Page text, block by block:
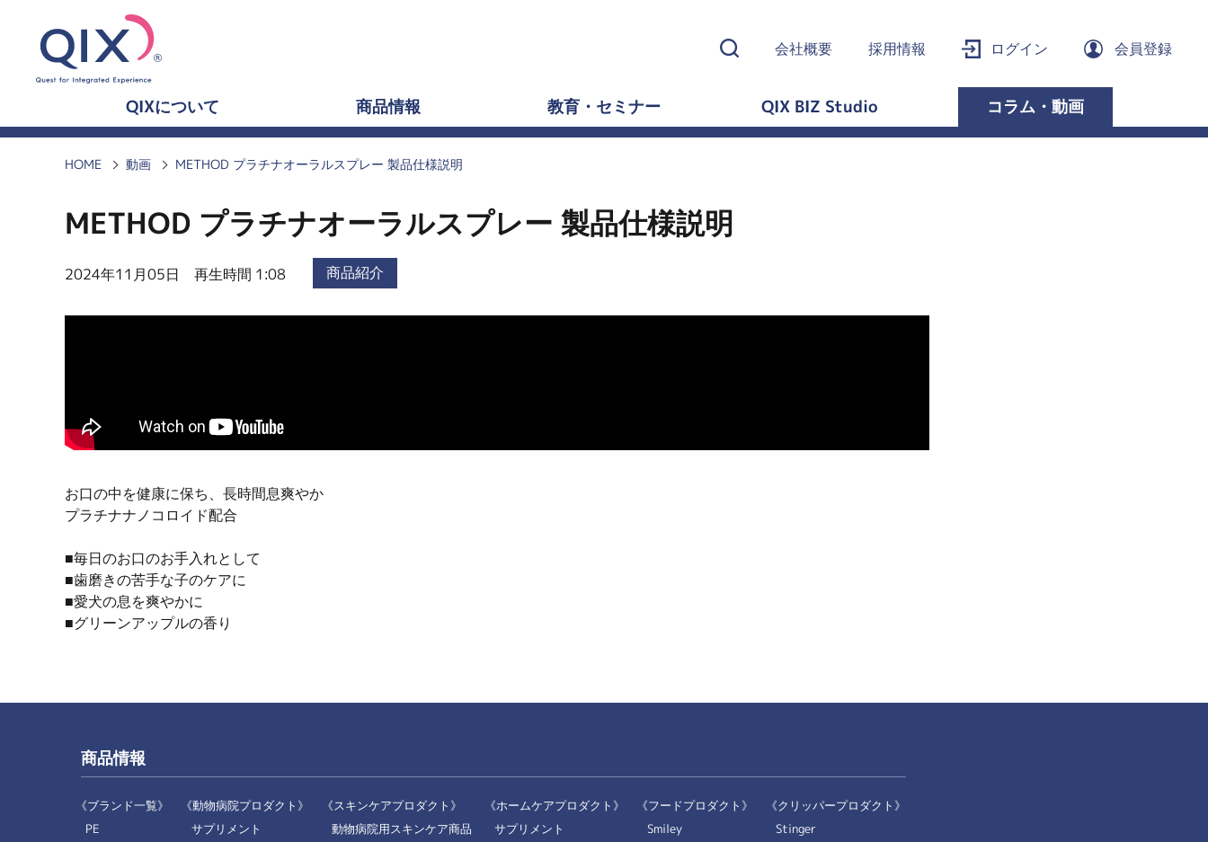
会社概要 採用情報 ログイン 会員登録
QIXについて 商品情報 教育・セミナー QIX BIZ Studio コラム・動画
HOME 動画 METHOD プラチナオーラルスプレー 製品仕様説明
METHOD プラチナオーラルスプレー 製品仕様説明
2024年11月05日 再生時間 1:08 商品紹介
お口の中を健康に保ち、長時間息爽やか
プラチナナノコロイド配合
■毎日のお口のお手入れとして
■歯磨きの苦手な子のケアに
■愛犬の息を爽やかに
■グリーンアップルの香り
商品情報
《ブランド一覧》
PE
《動物病院プロダクト》
サプリメント
《スキンケアプロダクト》
動物病院用スキンケア商品
《ホームケアプロダクト》
サプリメント
《フードプロダクト》
Smiley
《クリッパープロダクト》
Stinger